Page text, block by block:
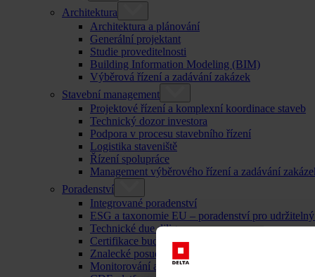
Architektura
Architektura a plánování
Generální projektant
Studie proveditelnosti
Building Information Modeling (BIM)
Výběrová řízení a zadávání zakázek
Stavební management
Projektové řízení a komplexní koordinace staveb
Technický dozor investora
Podpora v procesu stavebního řízení
Logistika staveniště
Řízení spolupráce
Management výběrového řízení a zadávání
Poradenství
Integrované poradenství
ESG a taxonomie EU – poradenství pro
Technické due diligence
Certifikace budov
Znalecké posudky
Monitorování a kontrola staveb